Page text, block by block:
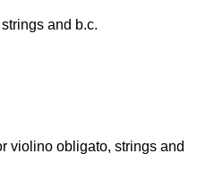
and b.c.
violino obligato, strings and